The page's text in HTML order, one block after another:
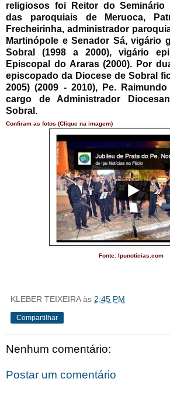
religiosos foi Reitor do Seminário
das paroquiais de Meruoca,
Frecheirinha, administrador
Martinópole e Senador Sá, vigário
Sobral (1998 a 2000), vigário
Episcopal do Araras (2000). Por
episcopado da Diocese de Sobral
2005) (2009 - 2010), Pe.
cargo de Administrador
Sobral.
Confiram as fotos (Clique na imagem)
Fonte: Ipunotícias.com
KLEBER TEIXEIRA às 2:45 PM
Compartilhar
Nenhum comentário:
Postar um comentário